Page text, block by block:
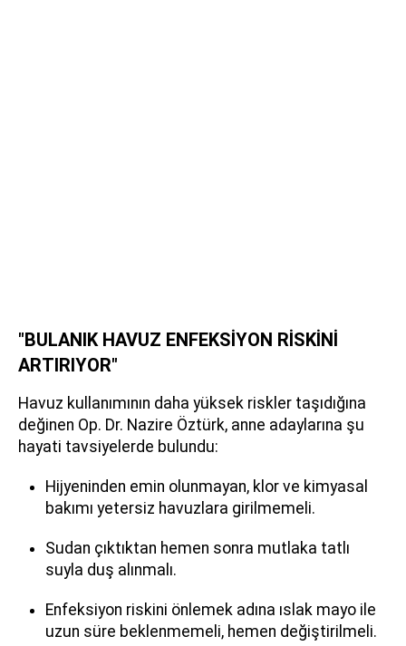
"BULANIK HAVUZ ENFEKSİYON RİSKİNİ
ARTIRIYOR"
Havuz kullanımının daha yüksek riskler taşıdığına
değinen Op. Dr. Nazire Öztürk, anne adaylarına şu
hayati tavsiyelerde bulundu:
Hijyeninden emin olunmayan, klor ve kimyasal
bakımı yetersiz havuzlara girilmemeli.
Sudan çıktıktan hemen sonra mutlaka tatlı
suyla duş alınmalı.
Enfeksiyon riskini önlemek adına ıslak mayo ile
uzun süre beklenmemeli, hemen değiştirilmeli.